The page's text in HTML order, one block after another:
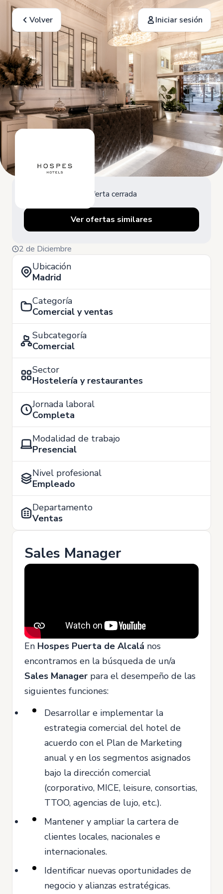
Volver Iniciar sesión
Oferta cerrada
Ver ofertas similares
2 de Diciembre
Ubicación
Madrid
Categoría
Comercial y ventas
Subcategoría
Comercial
Sector
Hostelería y restaurantes
Jornada laboral
Completa
Modalidad de trabajo
Presencial
Nivel profesional
Empleado
Departamento
Ventas
Sales Manager
En Hospes Puerta de Alcalá nos
encontramos en la búsqueda de un/a
Sales Manager para el desempeño de las
siguientes funciones:
Desarrollar e implementar la
estrategia comercial del hotel de
acuerdo con el Plan de Marketing
anual y en los segmentos asignados
bajo la dirección comercial
(corporativo, MICE, leisure, consortias,
TTOO, agencias de lujo, etc.).
Mantener y ampliar la cartera de
clientes locales, nacionales e
internacionales.
Identificar nuevas oportunidades de
negocio y alianzas estratégicas.